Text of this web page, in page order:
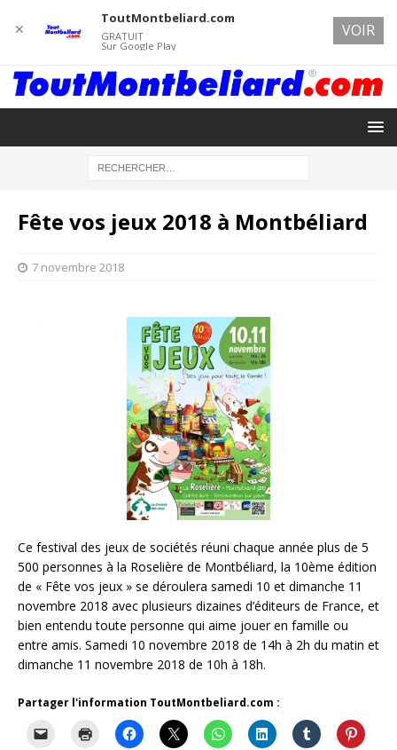
Fête vos jeux 2018 à Montbéliard
7 novembre 2018
Ce festival des jeux de sociétés réuni chaque année plus de 5
500 personnes à la Roselière de Montbéliard, la 10ème édition
de « Fête vos jeux » se déroulera samedi 10 et dimanche 11
novembre 2018 avec plusieurs dizaines d’éditeurs de France, et
bien entendu toute personne qui aime jouer en famille ou
entre amis. Samedi 10 novembre 2018 de 14h à 2h du matin et
dimanche 11 novembre 2018 de 10h à 18h.
Partager l'information ToutMontbeliard.com :
✕
ToutMontbeliard.com
GRATUIT
Sur Google Play
VOIR